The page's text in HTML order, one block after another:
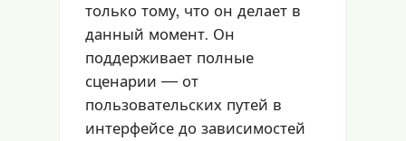
только тому, что он делает в
данный момент. Он
поддерживает полные
сценарии — от
пользовательских путей в
интерфейсе до зависимостей